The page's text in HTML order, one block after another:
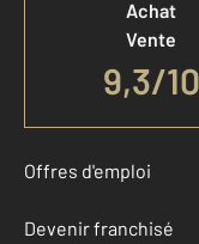
Achat
Vente
9,3/10
Offres d'emploi
Devenir franchisé